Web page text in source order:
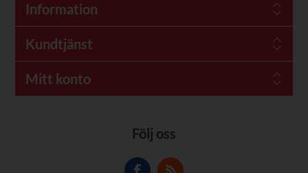
Information
Kundtjänst
Mitt konto
Följ oss